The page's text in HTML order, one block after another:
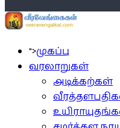
">முகப்பு
வரலாறுகள்
அடிக்கற்கள்